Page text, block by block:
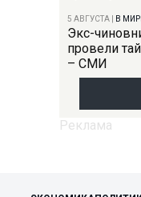
5 АВГУСТА В
Экс-
провели
– СМИ